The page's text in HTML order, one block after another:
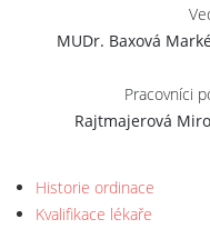
MUDr. Baxová
Pracovníci
Rajtmajerová
Historie ordinace
Kvalifikace lékaře